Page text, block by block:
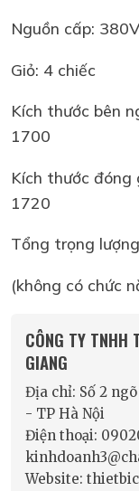
Nguồn cấp:
Giỏ: 4 chiếc
Kích thước bên
1700
Kích thước
1720
Tổng trọng
(không có chức
CÔNG TY TNHH
GIANG
Địa chỉ: Số 2
- TP Hà Nội
Điện thoại:
Website: